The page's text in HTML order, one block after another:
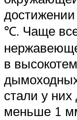
℃. Чаще
в
стали у
меньше 1